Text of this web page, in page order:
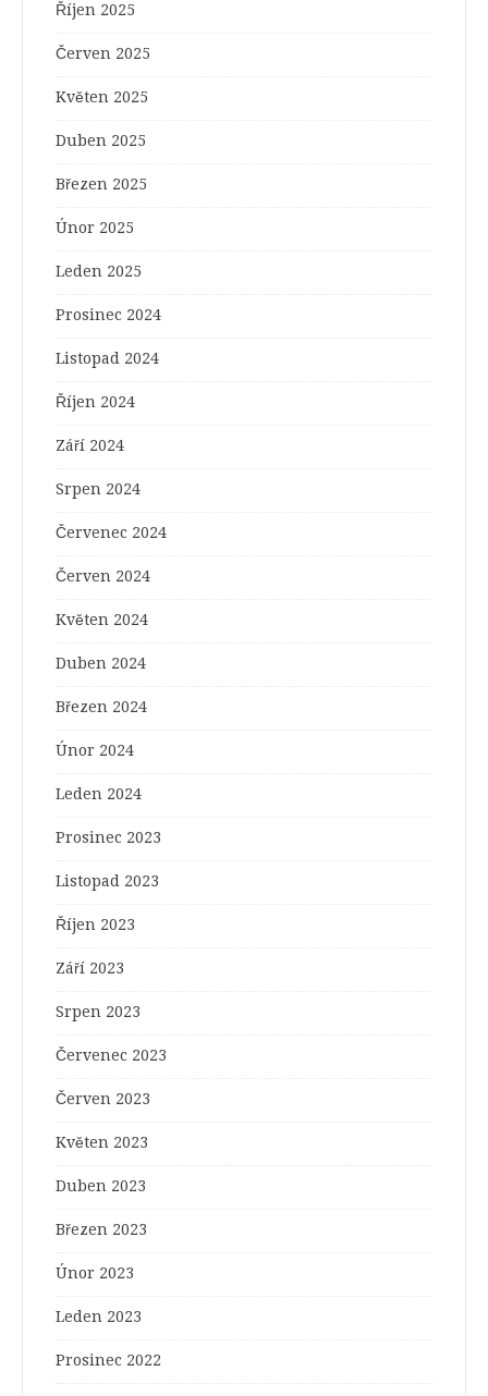
Říjen 2025
Červen 2025
Květen 2025
Duben 2025
Březen 2025
Únor 2025
Leden 2025
Prosinec 2024
Listopad 2024
Říjen 2024
Září 2024
Srpen 2024
Červenec 2024
Červen 2024
Květen 2024
Duben 2024
Březen 2024
Únor 2024
Leden 2024
Prosinec 2023
Listopad 2023
Říjen 2023
Září 2023
Srpen 2023
Červenec 2023
Červen 2023
Květen 2023
Duben 2023
Březen 2023
Únor 2023
Leden 2023
Prosinec 2022